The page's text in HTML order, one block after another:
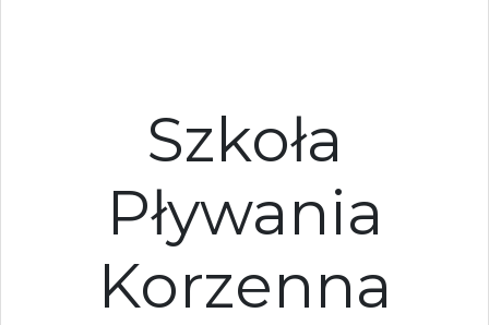
Szkoła
Pływania
Korzenna